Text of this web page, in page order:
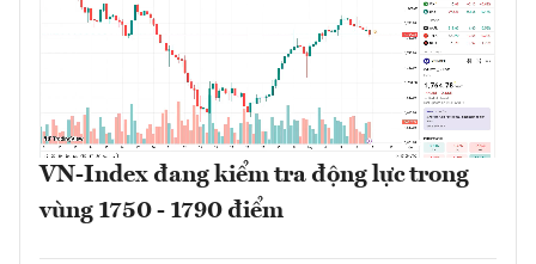
VN-Index đang kiểm tra động lực trong
vùng 1750 - 1790 điểm